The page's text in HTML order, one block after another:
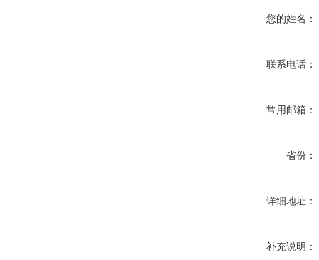
您的姓名：
联系电话：
常用邮箱：
省份：
详细地址：
补充说明：